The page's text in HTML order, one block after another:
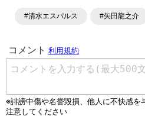
ます。「X」「Instagram」
#清水エスパルス #矢田龍之介